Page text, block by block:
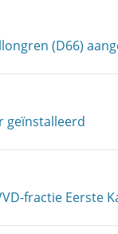
(D66)
geïnstalleerd
fractie Eerste